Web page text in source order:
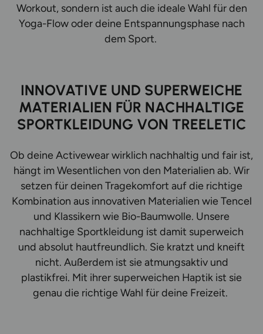
Workout, sondern ist auch die ideale Wahl für den
Yoga-Flow oder deine Entspannungsphase nach
dem Sport.
INNOVATIVE UND SUPERWEICHE
MATERIALIEN FÜR NACHHALTIGE
SPORTKLEIDUNG VON TREELETIC
Ob deine Activewear wirklich nachhaltig und fair ist,
hängt im Wesentlichen von den Materialien ab. Wir
setzen für deinen Tragekomfort auf die richtige
Kombination aus innovativen Materialien wie Tencel
und Klassikern wie Bio-Baumwolle. Unsere
nachhaltige Sportkleidung ist damit superweich
und absolut hautfreundlich. Sie kratzt und kneift
nicht. Außerdem ist sie atmungsaktiv und
plastikfrei. Mit ihrer superweichen Haptik ist sie
genau die richtige Wahl für deine Freizeit.